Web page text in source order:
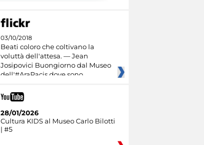
03/10/2018
Beati coloro che coltivano la
voluttà dell'attesa. — Jean
Josipovici Buongiorno dal Museo
dell'#AraPacis dove sono
28/01/2026
Cultura KIDS al Museo Carlo Bilotti
| #5